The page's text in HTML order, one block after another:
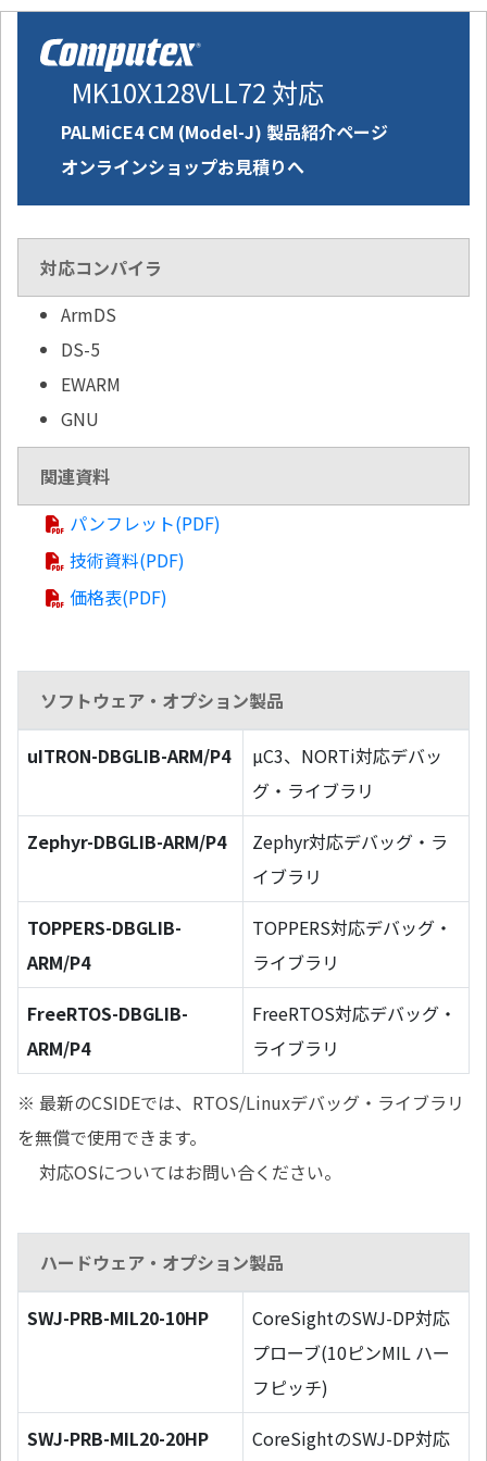
MK10X128VLL72 対応
PALMiCE4 CM (Model-J) 製品紹介ページ
オンラインショップお見積りへ
対応コンパイラ
ArmDS
DS-5
EWARM
GNU
関連資料
パンフレット(PDF)
技術資料(PDF)
価格表(PDF)
ソフトウェア・オプション製品
uITRON-DBGLIB-ARM/P4
µC3、NORTi対応デバッ
グ・ライブラリ
Zephyr-DBGLIB-ARM/P4
Zephyr対応デバッグ・ラ
イブラリ
TOPPERS-DBGLIB-
ARM/P4
TOPPERS対応デバッグ・
ライブラリ
FreeRTOS-DBGLIB-
ARM/P4
FreeRTOS対応デバッグ・
ライブラリ
※ 最新のCSIDEでは、RTOS/Linuxデバッグ・ライブラリ
を無償で使用できます。
対応OSについてはお問い合ください。
ハードウェア・オプション製品
SWJ-PRB-MIL20-10HP
CoreSightのSWJ-DP対応
プローブ(10ピンMIL ハー
フピッチ)
SWJ-PRB-MIL20-20HP
CoreSightのSWJ-DP対応